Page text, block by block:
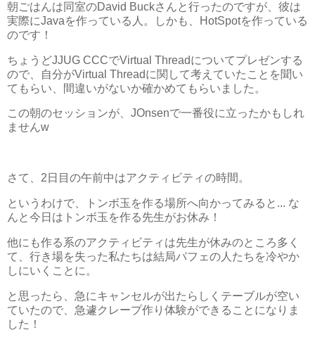
朝ごはんは同室のDavid Buckさんと行ったのですが、彼は
実際にJavaを作っている人。しかも、HotSpotを作っている
のです！
ちょうどJJUG CCCでVirtual Threadについてプレゼンする
ので、自分がVirtual Threadに関して考えていたことを聞い
てもらい、間違いがないか確かめてもらいました。
この朝のセッションが、JOnsenで一番役に立ったかもしれ
ませんw
さて、2日目の午前中はアクティビティの時間。
というわけで、トンボ玉を作る場所へ向かってみると... な
んと今日はトンボ玉を作る先生がお休み！
他にも作る系のアクティビティは先生が休みのところ多く
て、行き場を失った私たちは結局パフェの人たちを冷やか
しにいくことに。
と思ったら、急にキャンセルが出たらしくテーブルが空い
ていたので、急遽クレープ作り体験ができることになりま
した！